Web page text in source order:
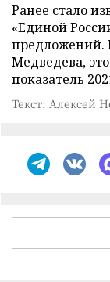
Ранее стало
«Единой
предложений.
Медведева,
показатель
Текст: Алексей